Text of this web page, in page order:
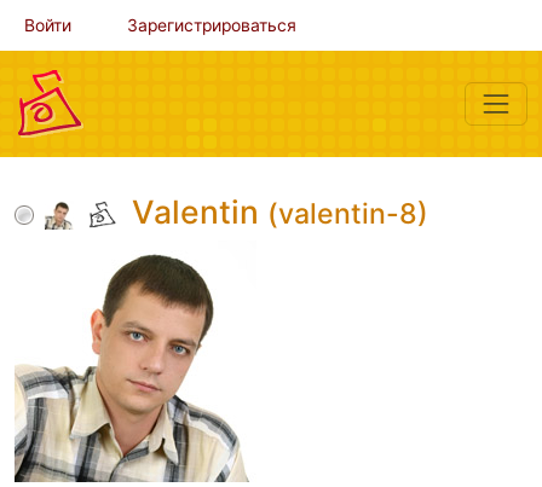
Войти Зарегистрироваться
Valentin (valentin-8)